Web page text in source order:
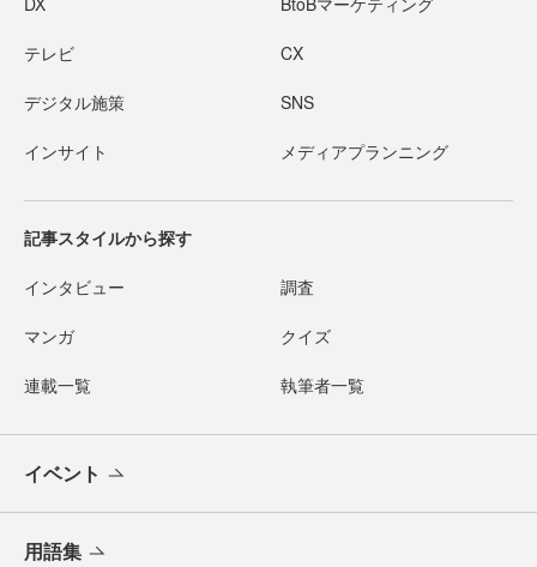
テレビ CX
デジタル施策 SNS
インサイト メディアプランニング
記事スタイルから探す
インタビュー 調査
マンガ クイズ
連載一覧 執筆者一覧
イベント
用語集